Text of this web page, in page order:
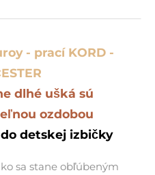
- prací KORD -
dlhé ušká sú
ozdobou
detskej izbičky
sa stane obľúbeným